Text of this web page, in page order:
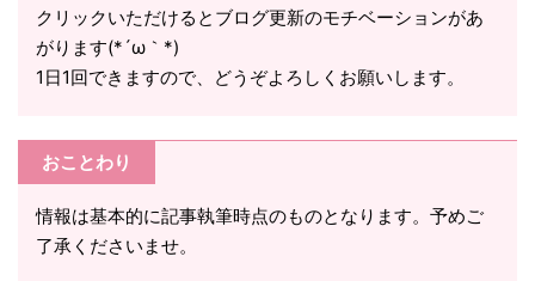
クリックいただけるとブログ更新のモチベーションがあ
がります(*´ω｀*)
1日1回できますので、どうぞよろしくお願いします。
おことわり
情報は基本的に記事執筆時点のものとなります。予めご
了承くださいませ。